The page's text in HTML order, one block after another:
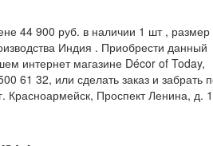
44 900 руб. в наличии 1 шт , размер
Индия . Приобрести данный
интернет магазине Décor of Today,
61 32, или сделать заказ и забрать
Красноармейск, Проспект Ленина, д.